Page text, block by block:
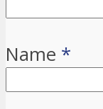
Name *